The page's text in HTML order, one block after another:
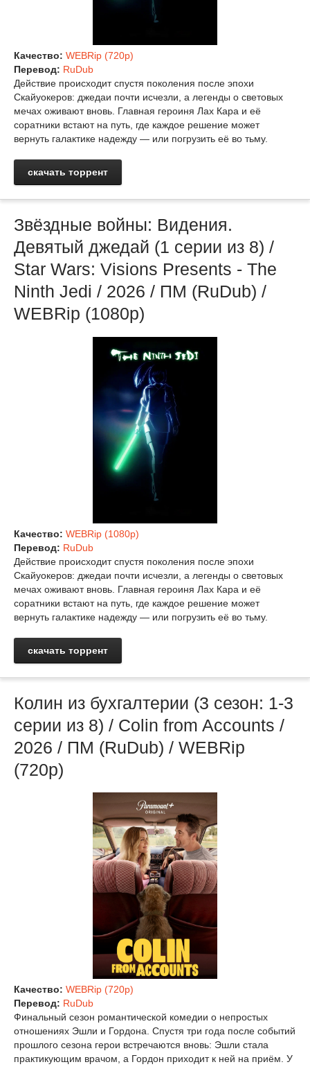
Качество: WEBRip (720p)
Перевод: RuDub
Действие происходит спустя поколения после эпохи
Скайуокеров: джедаи почти исчезли, а легенды о световых
мечах оживают вновь. Главная героиня Лах Кара и её
соратники встают на путь, где каждое решение может
вернуть галактике надежду — или погрузить её во тьму.
скачать торрент
Звёздные войны: Видения.
Девятый джедай (1 серии из 8) /
Star Wars: Visions Presents - The
Ninth Jedi / 2026 / ПМ (RuDub) /
WEBRip (1080р)
Качество: WEBRip (1080p)
Перевод: RuDub
Действие происходит спустя поколения после эпохи
Скайуокеров: джедаи почти исчезли, а легенды о световых
мечах оживают вновь. Главная героиня Лах Кара и её
соратники встают на путь, где каждое решение может
вернуть галактике надежду — или погрузить её во тьму.
скачать торрент
Колин из бухгалтерии (3 сезон: 1-3
серии из 8) / Colin from Accounts /
2026 / ПМ (RuDub) / WEBRip
(720р)
Качество: WEBRip (720p)
Перевод: RuDub
Финальный сезон романтической комедии о непростых
отношениях Эшли и Гордона. Спустя три года после событий
прошлого сезона герои встречаются вновь: Эшли стала
практикующим врачом, а Гордон приходит к ней на приём. У